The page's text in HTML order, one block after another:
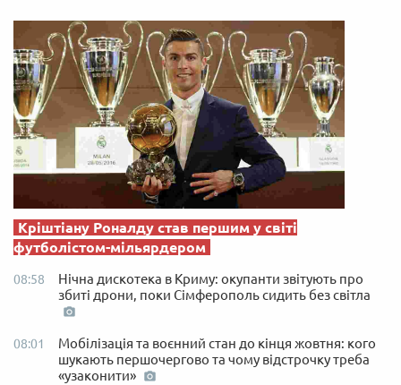
Кріштіану Роналду став першим у світі
футболістом-мільярдером
08:58
Нічна дискотека в Криму: окупанти звітують про
збиті дрони, поки Сімферополь сидить без світла
08:01
Мобілізація та воєнний стан до кінця жовтня: кого
шукають першочергово та чому відстрочку треба
«узаконити»